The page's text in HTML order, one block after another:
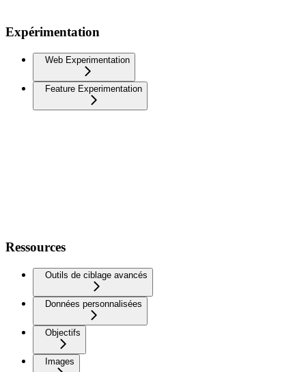
Expérimentation
Web Experimentation
Feature Experimentation
Ressources
Outils de ciblage avancés
Données personnalisées
Objectifs
Images